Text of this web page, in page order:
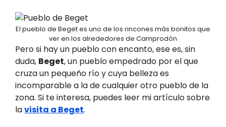
El pueblo de Beget es uno de los rincones más bonitos que
ver en los alrededores de Camprodón
Pero si hay un pueblo con encanto, ese es, sin
duda, Beget, un pueblo empedrado por el que
cruza un pequeño río y cuya belleza es
incomparable a la de cualquier otro pueblo de la
zona. Si te interesa, puedes leer mi artículo sobre
lavisita a Beget.